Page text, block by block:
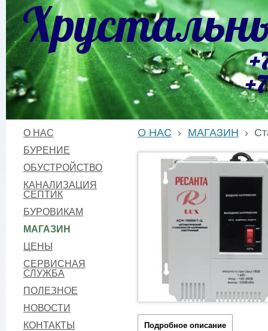
О НАС
БУРЕНИЕ
ОБУСТРОЙСТВО
КАНАЛИЗАЦИЯ
СЕПТИК
БУРОВИКАМ
МАГАЗИН
ЦЕНЫ
СЕРВИСНАЯ
СЛУЖБА
ПОЛЕЗНОЕ
НОВОСТИ
КОНТАКТЫ
О НАС › МАГАЗИН ›
Подробное описание